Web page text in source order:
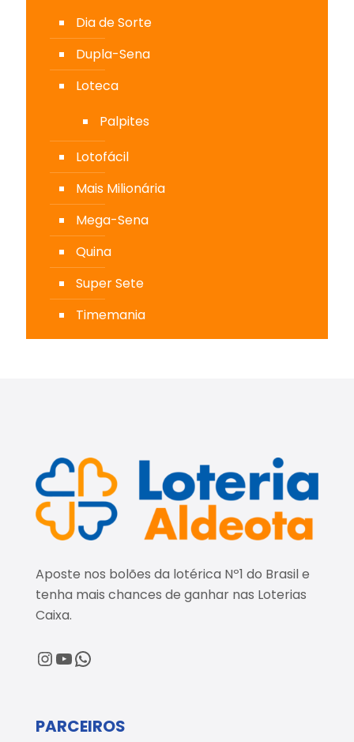
Dia de Sorte
Dupla-Sena
Loteca
Palpites
Lotofácil
Mais Milionária
Mega-Sena
Quina
Super Sete
Timemania
Aposte nos bolões da lotérica Nº1 do Brasil e
tenha mais chances de ganhar nas Loterias
Caixa.
@loteriaaldeota
@loteriaaldeota
Central de Atendimento
PARCEIROS